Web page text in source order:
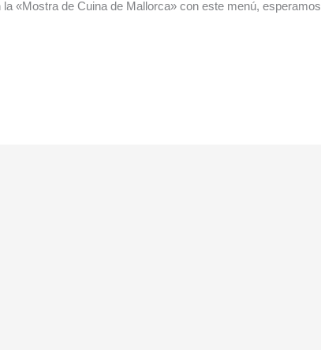
la «Mostra de Cuina de Mallorca» con este menú, esperamos